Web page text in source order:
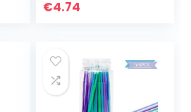
lakkrassen/lakrep
€4.74